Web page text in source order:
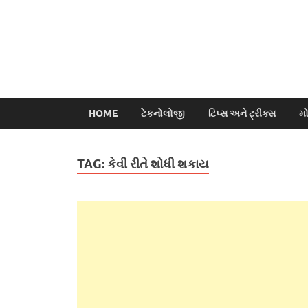
HOME ટેકનોલોજી ટિપ્સ અને ટ્રીક્સ
TAG:કેવી રીતે શોધી શકાય